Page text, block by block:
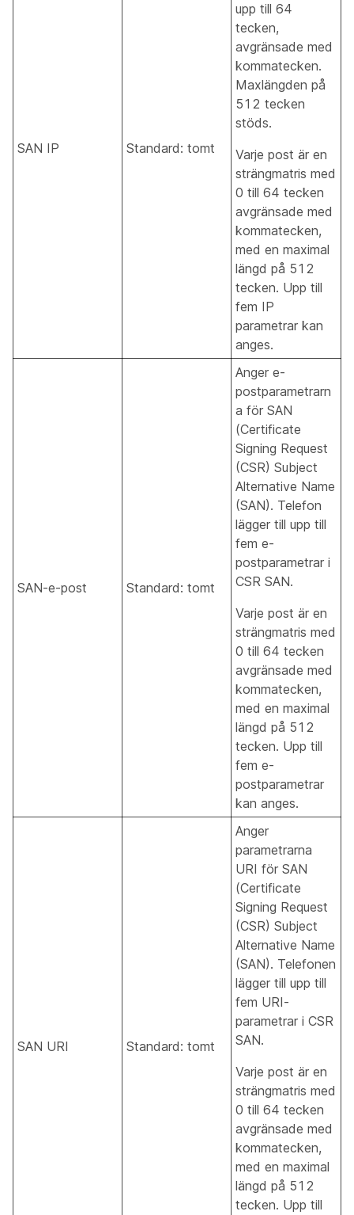
SAN IP Standard: tomt
upp till 64
tecken,
avgränsade med
kommatecken.
Maxlängden på
512 tecken
stöds.
Varje post är en
strängmatris med
0 till 64 tecken
avgränsade med
kommatecken,
med en maximal
längd på 512
tecken. Upp till
fem IP
parametrar kan
anges.
SAN-e-post Standard: tomt
Anger e-
postparametrarn
a för SAN
(Certificate
Signing Request
(CSR) Subject
Alternative Name
(SAN). Telefon
lägger till upp till
fem e-
postparametrar i
CSR SAN.
Varje post är en
strängmatris med
0 till 64 tecken
avgränsade med
kommatecken,
med en maximal
längd på 512
tecken. Upp till
fem e-
postparametrar
kan anges.
SAN URI Standard: tomt
Anger
parametrarna
URI för SAN
(Certificate
Signing Request
(CSR) Subject
Alternative Name
(SAN). Telefonen
lägger till upp till
fem URI-
parametrar i CSR
SAN.
Varje post är en
strängmatris med
0 till 64 tecken
avgränsade med
kommatecken,
med en maximal
längd på 512
tecken. Upp till